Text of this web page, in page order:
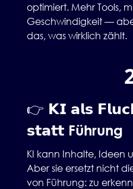
optimiert. Mehr Tools,
Geschwindigkeit —
das, was wirklich zählt.
👉 𝗞𝗜 𝗮𝗹𝘀
𝘀𝘁𝗮𝘁𝘁 Führung
KI kann Inhalte, Ideen
Aber sie ersetzt nicht
von Führung: zu